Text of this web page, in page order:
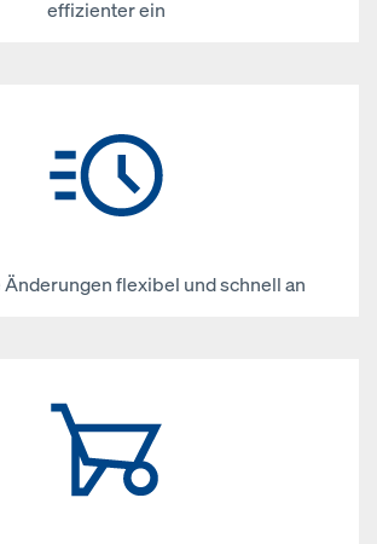
effizienter ein
Änderungen flexibel und schnell an